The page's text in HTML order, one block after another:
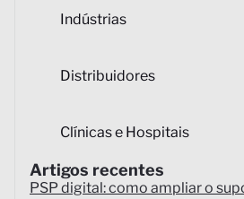
Indústrias
Distribuidores
Clínicas e Hospitais
Artigos recentes
PSP digital: como ampliar o